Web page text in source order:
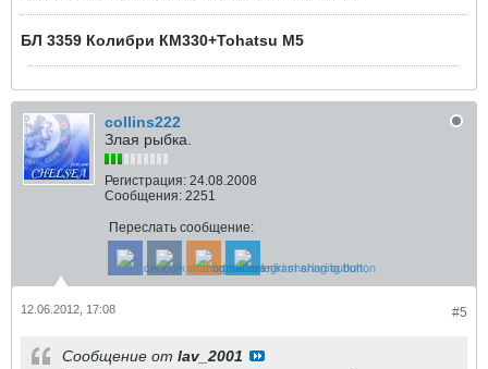
БЛ 3359 Колибри КМ330+Tohatsu М5
collins222
Злая рыбка.
Регистрация: 24.08.2008
Сообщения: 2251
Переслать сообщение:
#5
12.06.2012, 17:08
Сообщение от lav_2001